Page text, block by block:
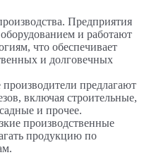
Предприятия
и работают
что обеспечивает
и долговечных
предлагают
включая строительные,
и прочее.
производственные
продукцию по